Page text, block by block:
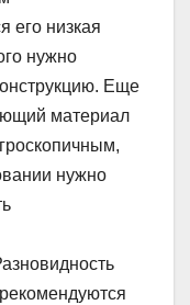
его низкая
нужно
Еще
материал
нужно